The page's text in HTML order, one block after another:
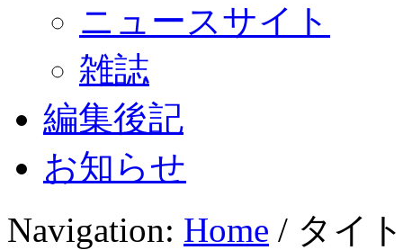
ニュースサイト
雑誌
編集後記
お知らせ
Navigation: Home / タイ